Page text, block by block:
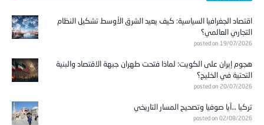
اقتصاد الجغرافيا السياسية: كيف يعيد الشرق الأوسط تشكيل النظام
التجاري العالمي؟
posted on 19/07/2026
هجوم إيران على الكويت: لماذا فتحت طهران جبهة الاقتصاد والبنية
التحتية في الخليج؟
posted on 20/07/2026
تركيا …آيا صوفيا وتصحيح المسار التاريخي
posted on 02/08/2026